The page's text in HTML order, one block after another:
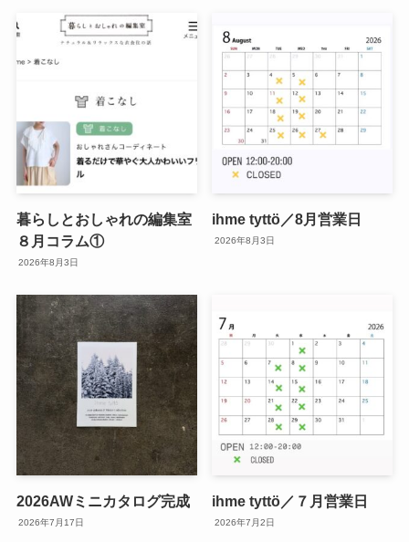
暮らしとおしゃれの編集室
８月コラム①
2026年8月3日
ihme tyttö／8月営業日
2026年8月3日
2026AWミニカタログ完成
2026年7月17日
ihme tyttö／７月営業日
2026年7月2日